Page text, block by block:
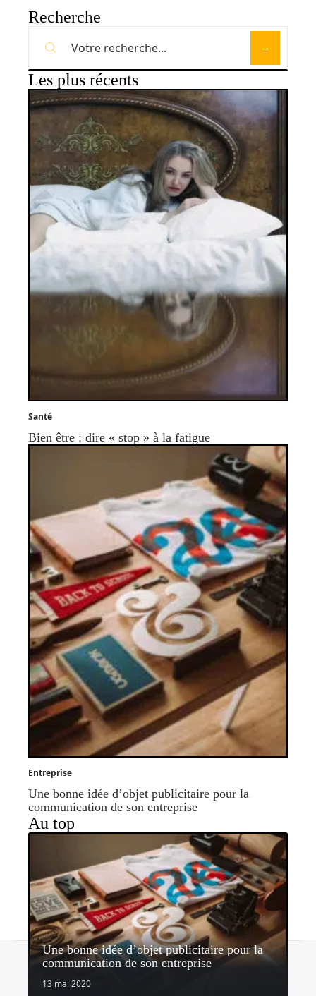
Recherche
Les plus récents
Santé
Bien être : dire « stop » à la fatigue
Entreprise
Une bonne idée d’objet publicitaire pour la
communication de son entreprise
Au top
Une bonne idée d’objet publicitaire pour la
communication de son entreprise
13 mai 2020
Contact Mentions légales Sitemap